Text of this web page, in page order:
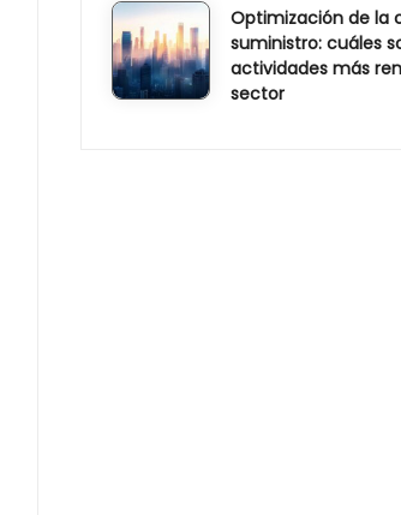
Optimización de la
suministro: cuáles
actividades más
sector